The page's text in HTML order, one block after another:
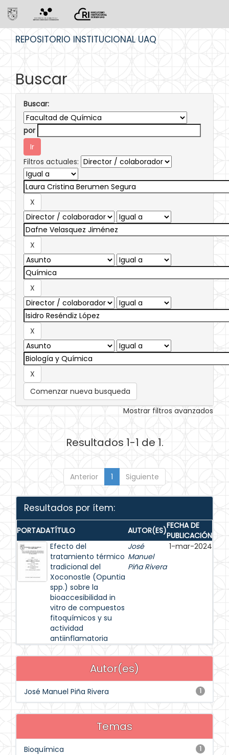
REPOSITORIO INSTITUCIONAL UAQ
Buscar
Buscar:
por
Filtros actuales:
Comenzar nueva busqueda
Mostrar filtros avanzados
Resultados 1-1 de 1.
Anterior 1 Siguiente
Resultados por ítem:
PORTADATÍTULO AUTOR(ES)FECHA DE
PUBLICACIÓN
Efecto del
tratamiento térmico
tradicional del
Xoconostle (Opuntia
spp.) sobre la
bioaccesibilidad in
vitro de compuestos
fitoquímicos y su
actividad
antiinflamatoria
José
Manuel
Piña Rivera
1-mar-2024
Autor(es)
1
José Manuel Piña Rivera
Temas
1
Bioquímica